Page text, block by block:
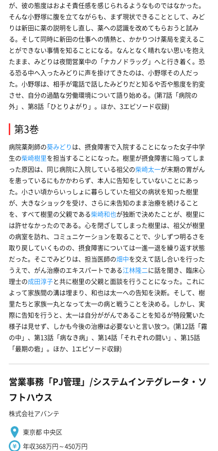
が、彼の態度はおよそ責任感を感じられるようなものではなかった。
そんな小野塚に腹を立てながらも、まず現状できることとして、みど
りは新田に薬の説明をし直し、薬への認識を改めてもらおうと試み
る。そして同時に新田の仕事への情熱と、かかりつけ薬局を変えるこ
とができない事情を知ることになる。なんとなく晴れない思いを抱え
たまま、みどりは夜間営業中の「ナカノドラッグ」へと行き着く。恐
る恐る中へ入ったみどりに声を掛けてきたのは、小野塚その人だっ
た。小野塚は、相手が電話で話したみどりだと知るや否や態度を豹変
させ、自分の過酷な労働環境について語り始める。(第7話「病院の
外」、第8話「ひとりよがり」。ほか、3エピソード収録)
第3巻
病院薬剤師の葵みどりは、摂食障害で入院することになった女子中学
生の柴崎樹里を担当することになった。樹里が摂食障害に陥ってしま
った原因は、同じ病院に入院している祖父の柴崎太一が末期の胃がん
を患っているにもかかわらず、本人に告知をしていないことにあっ
た。小さい頃からいっしょに暮らしていた祖父の病状を知った樹里
が、大きなショックを受け、さらに未告知のまま治療を続けること
を、すべて樹里の父親である柴崎和也が独断で決めたことが、樹里に
は許せなかったのである。心を閉ざしてしまった樹里は、祖父が樹里
の病室を訪れ、コミュニケーションを取ることで、少しずつ明るさを
取り戻していくものの、摂食障害については一進一退を繰り返す状態
だった。そこでみどりは、担当医師の畑中を交えて話し合いを行った
うえで、がん治療のエキスパートである江林隆二に話を聞き、臨床心
理士の成田淳子と共に樹里の父親と面談を行うことになった。これに
よって家族間の溝は埋まり、和也は太一への告知を決断。そして、樹
里たちと家族一丸となって太一の病と戦うことを決める。しかし、実
際に告知を行うと、太一は自分ががんであることを知るが特段驚いた
様子は見せず、しかも今後の治療は必要ないと言い放つ。(第12話「霧
の中」、第13話「病なき病」、第14話「それぞれの闘い」、第15話
「最期の砦」。ほか、1エピソード収録)
営業事務「PJ管理」/システムインテグレータ・ソ
フトハウス
株式会社アバンテ
東京都 中央区
年収368万円～450万円